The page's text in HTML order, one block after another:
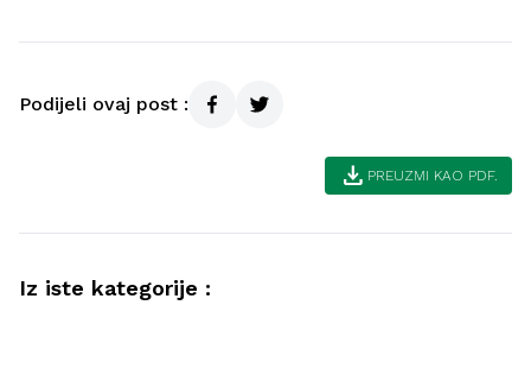
Podijeli ovaj post :
download PREUZMI KAO PDF.
Iz iste kategorije :